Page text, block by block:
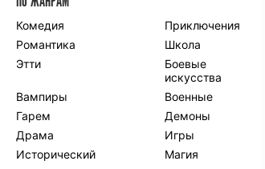
Комедия
Приключения
Романтика
Школа
Этти
Боевые
искусства
Вампиры
Военные
Гарем
Демоны
Драма
Игры
Исторический
Магия